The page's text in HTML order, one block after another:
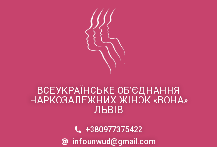
ВСЕУКРАЇНСЬКЕ ОБ’ЄДНАННЯ
НАРКОЗАЛЕЖНИХ ЖІНОК «ВОНА»
ЛЬВІВ
+380977375422
infounwud@gmail.com